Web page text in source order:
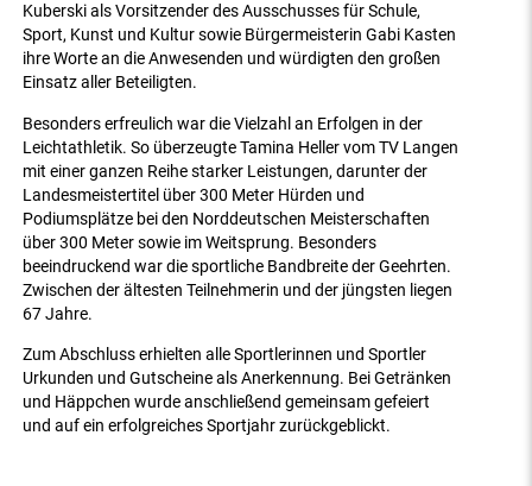
Kuberski als Vorsitzender des Ausschusses für Schule,
Sport, Kunst und Kultur sowie Bürgermeisterin Gabi Kasten
ihre Worte an die Anwesenden und würdigten den großen
Einsatz aller Beteiligten.
Besonders erfreulich war die Vielzahl an Erfolgen in der
Leichtathletik. So überzeugte Tamina Heller vom TV Langen
mit einer ganzen Reihe starker Leistungen, darunter der
Landesmeistertitel über 300 Meter Hürden und
Podiumsplätze bei den Norddeutschen Meisterschaften
über 300 Meter sowie im Weitsprung. Besonders
beeindruckend war die sportliche Bandbreite der Geehrten.
Zwischen der ältesten Teilnehmerin und der jüngsten liegen
67 Jahre.
Zum Abschluss erhielten alle Sportlerinnen und Sportler
Urkunden und Gutscheine als Anerkennung. Bei Getränken
und Häppchen wurde anschließend gemeinsam gefeiert
und auf ein erfolgreiches Sportjahr zurückgeblickt.